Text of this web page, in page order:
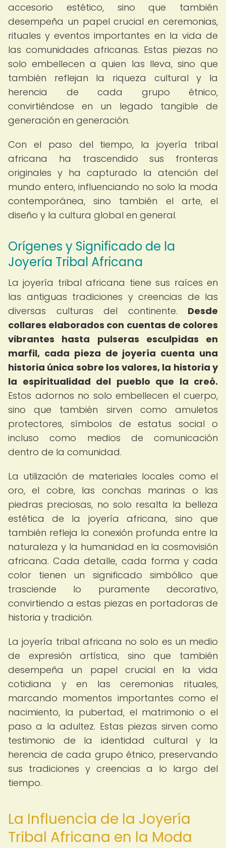
accesorio estético, sino que también
desempeña un papel crucial en ceremonias,
rituales y eventos importantes en la vida de
las comunidades africanas. Estas piezas no
solo embellecen a quien las lleva, sino que
también reflejan la riqueza cultural y la
herencia de cada grupo étnico,
convirtiéndose en un legado tangible de
generación en generación.
Con el paso del tiempo, la joyería tribal
africana ha trascendido sus fronteras
originales y ha capturado la atención del
mundo entero, influenciando no solo la moda
contemporánea, sino también el arte, el
diseño y la cultura global en general.
Orígenes y Significado de la
Joyería Tribal Africana
La joyería tribal africana tiene sus raíces en
las antiguas tradiciones y creencias de las
diversas culturas del continente. Desde
collares elaborados con cuentas de colores
vibrantes hasta pulseras esculpidas en
marfil, cada pieza de joyería cuenta una
historia única sobre los valores, la historia y
la espiritualidad del pueblo que la creó.
Estos adornos no solo embellecen el cuerpo,
sino que también sirven como amuletos
protectores, símbolos de estatus social o
incluso como medios de comunicación
dentro de la comunidad.
La utilización de materiales locales como el
oro, el cobre, las conchas marinas o las
piedras preciosas, no solo resalta la belleza
estética de la joyería africana, sino que
también refleja la conexión profunda entre la
naturaleza y la humanidad en la cosmovisión
africana. Cada detalle, cada forma y cada
color tienen un significado simbólico que
trasciende lo puramente decorativo,
convirtiendo a estas piezas en portadoras de
historia y tradición.
La joyería tribal africana no solo es un medio
de expresión artística, sino que también
desempeña un papel crucial en la vida
cotidiana y en las ceremonias rituales,
marcando momentos importantes como el
nacimiento, la pubertad, el matrimonio o el
paso a la adultez. Estas piezas sirven como
testimonio de la identidad cultural y la
herencia de cada grupo étnico, preservando
sus tradiciones y creencias a lo largo del
tiempo.
La Influencia de la Joyería
Tribal Africana en la Moda